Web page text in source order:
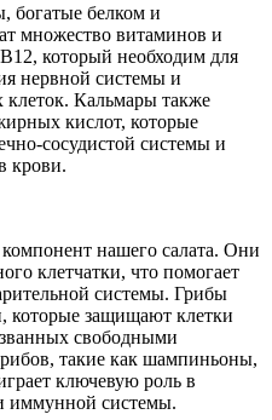
богатые белком и
множество витаминов и
который необходим для
нервной системы и
клеток. Кальмары также
кислот, которые
сосудистой системы и
крови.
нашего салата. Они
клетчатки, что помогает
системы. Грибы
которые защищают клетки
свободными
такие как шампиньоны,
ключевую роль в
иммунной системы.